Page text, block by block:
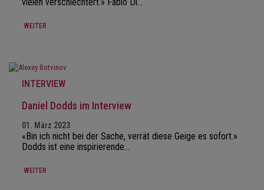
WEITER
INTERVIEW
Daniel Dodds im Interview
01. März 2023
«Bin ich nicht bei der Sache, verrät diese Geige es sofort.»
Dodds ist eine inspirierende…
WEITER